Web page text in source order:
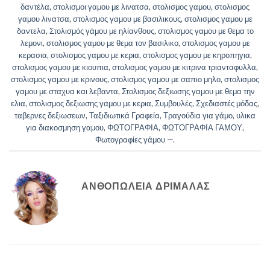
δαντέλα, στολισμοι γαμου με λινατσα, στολισμος γαμου, στολισμος
γαμου λινατσα, στολισμος γαμου με βασιλικους, στολισμος γαμου με
δαντελα, Στολισμός γάμου με ηλίανθους, στολισμος γαμου με θεμα το
λεμονι, στολισμος γαμου με θεμα τον βασιλικο, στολισμος γαμου με
κερασια, στολισμος γαμου με κερια, στολισμος γαμου με κηροπηγια,
στολισμος γαμου με κιουπια, στολισμος γαμου με κιτρινα τριανταφυλλα,
στολισμος γαμου με κρινους, στολισμος γαμου με σαπιο μηλο, στολισμος
γαμου με σταχυα και λεβαντα, Στολισμος δεξιωσης γαμου με θεμα την
ελια, στολισμος δεξιωσης γαμου με κερια, Συμβουλές, Σχεδιαστές μόδας,
ταβερνες δεξιωσεων, Ταξιδιωτικά Γραφεία, Τραγούδια για γάμο, υλικα
για διακοσμηση γαμου, ΦΩΤΟΓΡΑΦΙΑ, ΦΩΤΟΓΡΑΦΙΑ ΓΑΜΟΥ,
Φωτογραφίες γάμου —.
ΑΝΘΟΠΩΛΕΙΑ ΔΡΙΜΆΛΑΣ